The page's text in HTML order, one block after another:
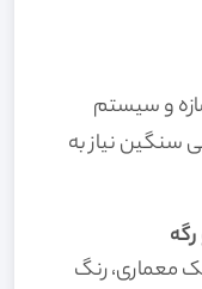
و سیستم
نیاز به
معماری، رنگ